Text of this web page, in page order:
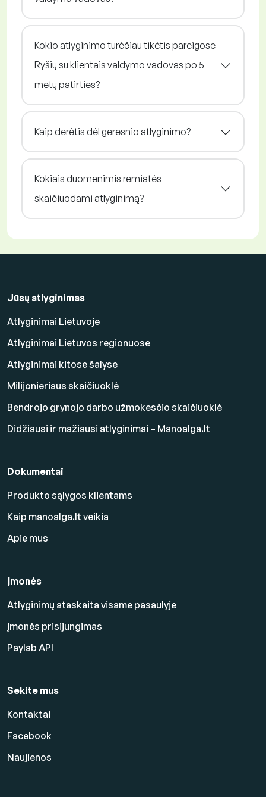
Kokio atlyginimo turėčiau tikėtis pareigose
Ryšių su klientais valdymo vadovas po 5
metų patirties?
Kaip derėtis dėl geresnio atlyginimo?
Kokiais duomenimis remiatės
skaičiuodami atlyginimą?
Jūsų atlyginimas
Atlyginimai Lietuvoje
Atlyginimai Lietuvos regionuose
Atlyginimai kitose šalyse
Milijonieriaus skaičiuoklė
Bendrojo grynojo darbo užmokesčio skaičiuoklė
Didžiausi ir mažiausi atlyginimai – Manoalga.lt
Dokumentai
Produkto sąlygos klientams
Kaip manoalga.lt veikia
Apie mus
Įmonės
Atlyginimų ataskaita visame pasaulyje
Įmonės prisijungimas
Paylab API
Sekite mus
Kontaktai
Facebook
Naujienos